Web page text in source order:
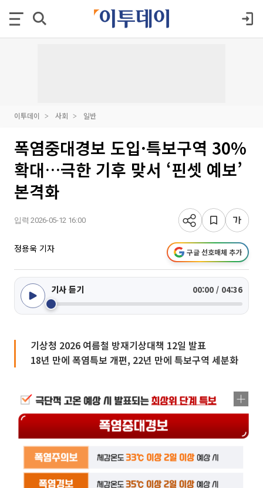
이투데이 사회 일반
폭염중대경보 도입·특보구역 30%
확대…극한 기후 맞서 ‘핀셋 예보’
본격화
입력 2026-05-12 16:00
정용욱 기자 구글 선호매체 추가
기사 듣기 00:00 / 04:36
기상청 2026 여름철 방재기상대책 12일 발표
18년 만에 폭염특보 개편, 22년 만에 특보구역 세분화